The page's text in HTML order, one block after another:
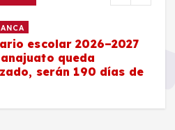
escolar 2026–2027
queda
serán 190 días de